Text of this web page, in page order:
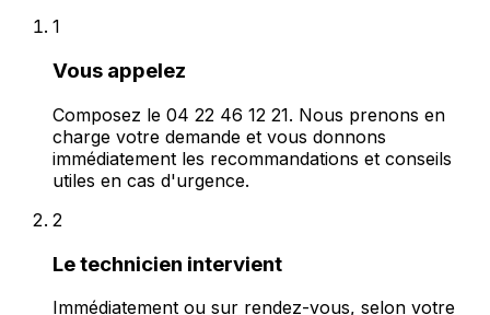
1
Vous appelez
Composez le 04 22 46 12 21. Nous prenons en
charge votre demande et vous donnons
immédiatement les recommandations et conseils
utiles en cas d'urgence.
2
Le technicien intervient
Immédiatement ou sur rendez-vous, selon votre